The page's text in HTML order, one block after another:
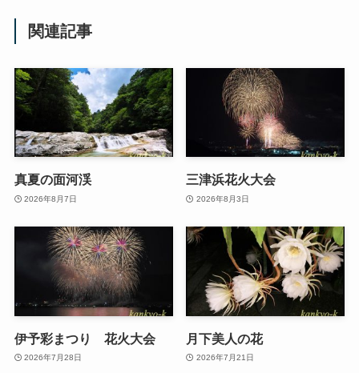
関連記事
真夏の面河渓
2026年8月7日
三津浜花火大会
2026年8月3日
伊予彩まつり 花火大会
2026年7月28日
月下美人の花
2026年7月21日